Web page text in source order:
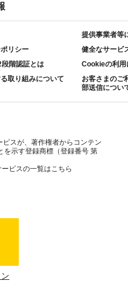
提供事業者等
リシー
健全なサービ
階認証とは
Cookieの利用
取り組みについて
お客さまのご
部送信につい
スが、著作権者からコンテン
を示す登録商標（登録番号 第
ビスの一覧はこちら